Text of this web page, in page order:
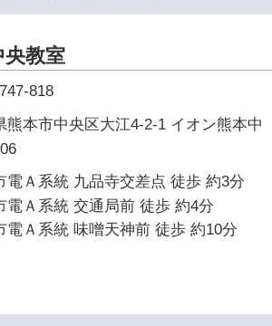
教室
818
熊本市中央区大江4-2-1 イオン熊本中
電Ａ系統 九品寺交差点 徒歩 約3分
電Ａ系統 交通局前 徒歩 約4分
電Ａ系統 味噌天神前 徒歩 約10分